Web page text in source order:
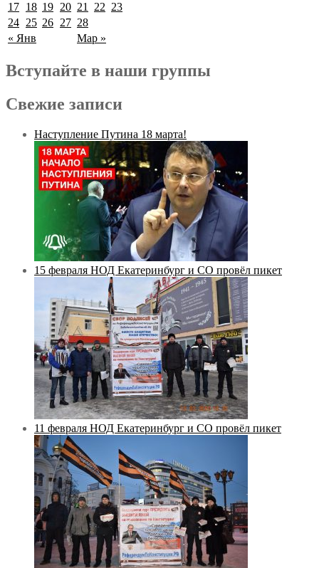
« Янв Мар »
17 18 19 20 21 22 23
24 25 26 27 28
Вступайте в наши группы
Свежие записи
Наступление Путина 18 марта!
15 февраля НОД Екатеринбург и СО провёл пикет
11 февраля НОД Екатеринбург и СО провёл пикет